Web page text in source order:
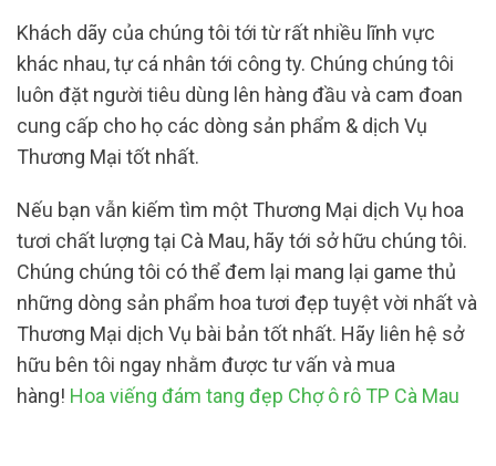
Khách dãy của chúng tôi tới từ rất nhiều lĩnh vực
khác nhau, tự cá nhân tới công ty. Chúng chúng tôi
luôn đặt người tiêu dùng lên hàng đầu và cam đoan
cung cấp cho họ các dòng sản phẩm & dịch Vụ
Thương Mại tốt nhất.
Nếu bạn vẫn kiếm tìm một Thương Mại dịch Vụ hoa
tươi chất lượng tại Cà Mau, hãy tới sở hữu chúng tôi.
Chúng chúng tôi có thể đem lại mang lại game thủ
những dòng sản phẩm hoa tươi đẹp tuyệt vời nhất và
Thương Mại dịch Vụ bài bản tốt nhất. Hãy liên hệ sở
hữu bên tôi ngay nhằm được tư vấn và mua
hàng! Hoa viếng đám tang đẹp Chợ ô rô TP Cà Mau